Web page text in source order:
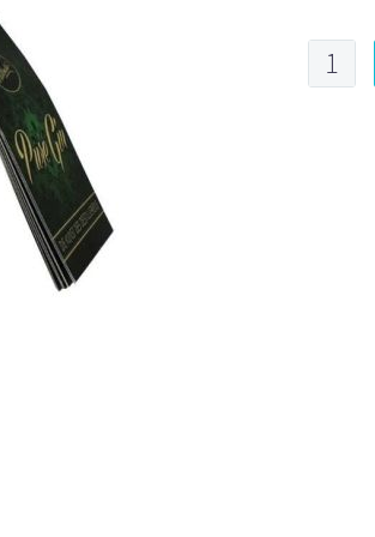
Vallendar
Pure